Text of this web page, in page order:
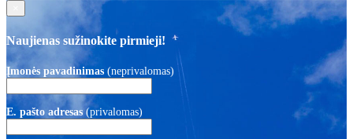
Naujienas sužinokite pirmieji!
Įmonės pavadinimas (neprivalomas)
E. pašto adresas(privalomas)